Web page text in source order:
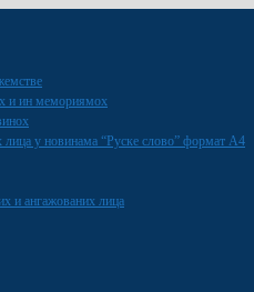
и ин мемориямох
лица у новинама “Руске слово” формат A4
и ангажованих лица